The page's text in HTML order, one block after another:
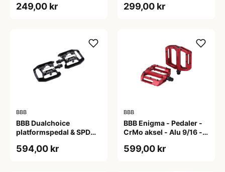
249,00 kr 299,00 kr
BBB
BBB Dualchoice
platformspedal & SPD
594,00 kr
BBB
BBB Enigma - Pedaler -
CrMo aksel - Alu 9/16 -
599,00 kr